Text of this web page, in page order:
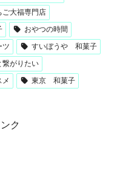
ご大福専門店
おやつの時間
ツ
すいぼうや 和菓子
繋がりたい
メ
東京 和菓子
ク